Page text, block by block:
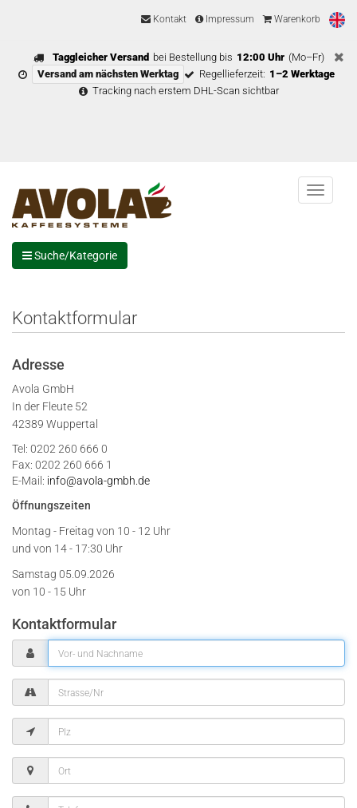
Kontakt Impressum Warenkorb
Taggleicher Versand bei Bestellung bis 12:00 Uhr (Mo–Fr)
Versand am nächsten Werktag
Regellieferzeit: 1–2 Werktage
Tracking nach erstem DHL-Scan sichtbar
Menu
Suche/Kategorie
Kontaktformular
Adresse
Avola GmbH
In der Fleute 52
42389 Wuppertal
Tel: 0202 260 666 0
Fax: 0202 260 666 1
E-Mail: info@avola-gmbh.de
Öffnungszeiten
Montag - Freitag von 10 - 12 Uhr
und von 14 - 17:30 Uhr
Samstag 05.09.2026
von 10 - 15 Uhr
Kontaktformular